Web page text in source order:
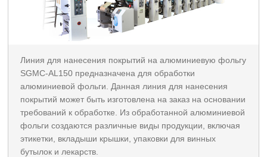
Линия для нанесения покрытий на алюминиевую фольгу
SGMC-AL150 предназначена для обработки
алюминиевой фольги. Данная линия для нанесения
покрытий может быть изготовлена на заказ на основании
требований к обработке. Из обработанной алюминиевой
фольги создаются различные виды продукции, включая
этикетки, вкладыши крышки, упаковки для винных
бутылок и лекарств.